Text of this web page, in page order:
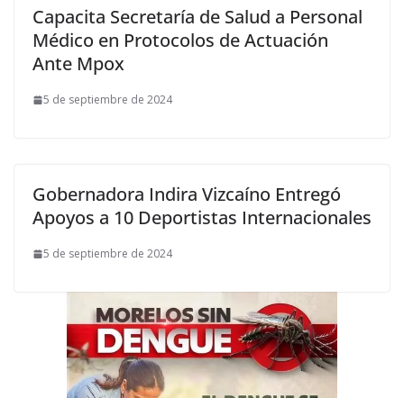
Capacita Secretaría de Salud a Personal
Médico en Protocolos de Actuación
Ante Mpox
5 de septiembre de 2024
Gobernadora Indira Vizcaíno Entregó
Apoyos a 10 Deportistas Internacionales
5 de septiembre de 2024